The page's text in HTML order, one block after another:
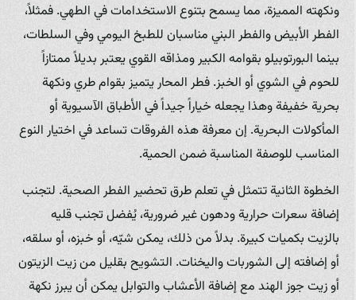
ونكهته المميزة، مما يسمح بتنوع الاستخدامات في الطهي. فمثلاً،
الفطر الأبيض والفطر البني مناسبان للطبخ اليومي وفي السلطات،
بينما البورتوبيلو بقوامه الكبير ومذاقه القوي يعتبر بديلاً ممتازاً
للحوم في الشوي أو الخبز. فطر المحار يتميز بقوام طري ونكهة
بحرية خفيفة وهذا يجعله خياراً جيداً في الأطباق الآسيوية أو
المأكولات البحرية. إن معرفة هذه الفروقات تساعد في اختيار النوع
المناسب للوصفة المناسبة ضمن الحمية.
الخطوة الثانية تتمثل في تعلم طرق تحضير الفطر الصحية. لتجنب
إضافة سعرات حرارية ودهون غير ضرورية، يُفضل تجنب قليه
بالزيت بكميات كبيرة. بدلاً من ذلك، يمكن شيّه، أو خبزه، أو سلقه،
أو إضافته إلى الشوربات واليخنات. التشويح بقليل من زيت الزيتون
أو زيت جوز الهند مع إضافة الأعشاب والتوابل يمكن أن يبرز نكهة